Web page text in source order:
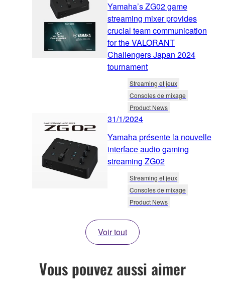
Yamaha’s ZG02 game
streaming mixer provides
crucial team communication
for the VALORANT
Challengers Japan 2024
tournament
Streaming et jeux
Consoles de mixage
Product News
31/1/2024
Yamaha présente la nouvelle
interface audio gaming
streaming ZG02
Streaming et jeux
Consoles de mixage
Product News
Voir tout
Vous pouvez aussi aimer